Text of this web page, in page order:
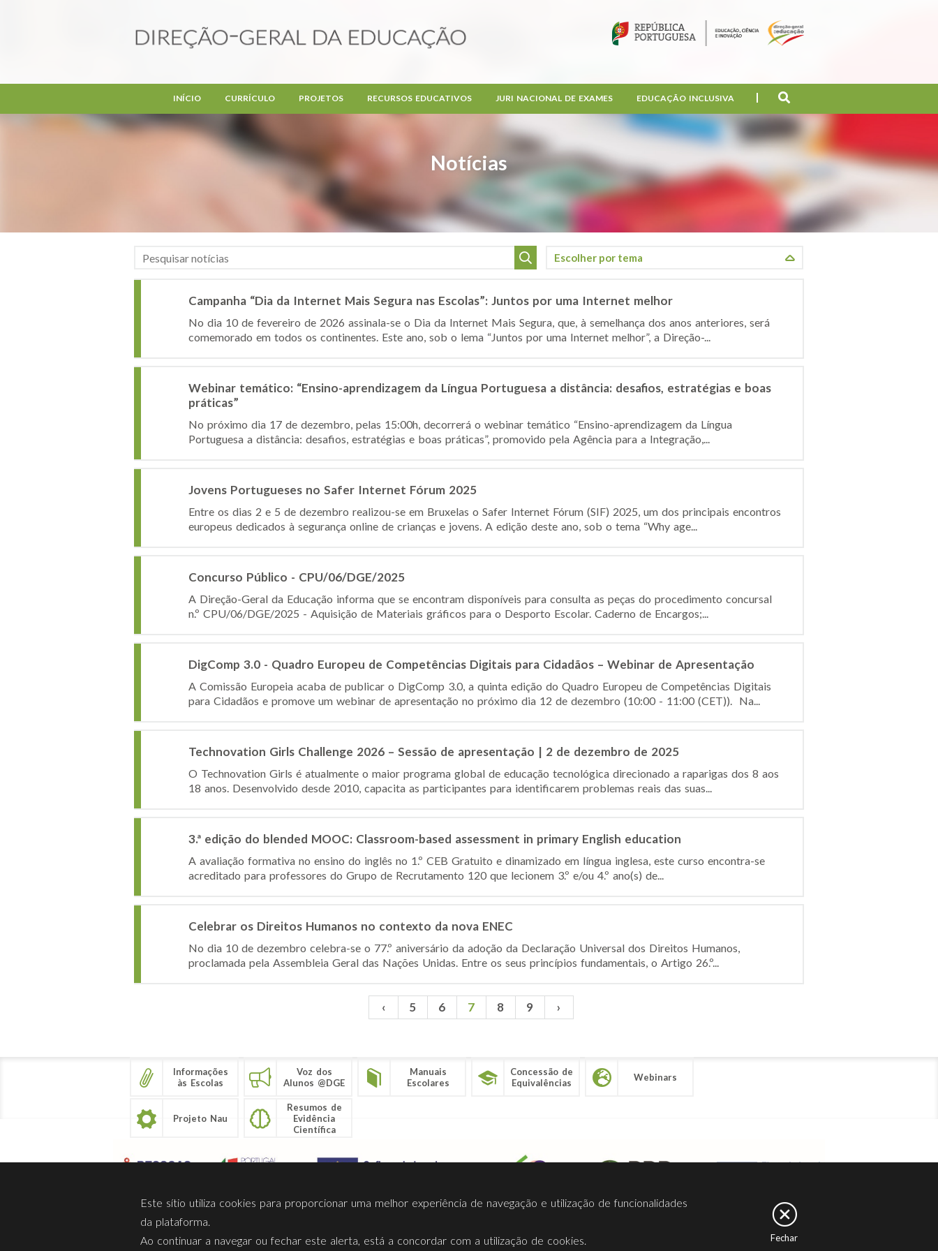
Notícias
INÍCIO CURRÍCULO PROJETOS RECURSOS EDUCATIVOS JURI NACIONAL DE EXAMES EDUCAÇÃO INCLUSIVA
Campanha “Dia da Internet Mais Segura nas Escolas”: Juntos por uma Internet melhor
No dia 10 de fevereiro de 2026 assinala-se o Dia da Internet Mais Segura, que, à semelhança dos anos anteriores, será
comemorado em todos os continentes. Este ano, sob o lema “Juntos por uma Internet melhor”, a Direção-...
Webinar temático: “Ensino-aprendizagem da Língua Portuguesa a distância: desafios, estratégias e boas
práticas”
No próximo dia 17 de dezembro, pelas 15:00h, decorrerá o webinar temático “Ensino-aprendizagem da Língua
Portuguesa a distância: desafios, estratégias e boas práticas”, promovido pela Agência para a Integração,...
Jovens Portugueses no Safer Internet Fórum 2025
Entre os dias 2 e 5 de dezembro realizou-se em Bruxelas o Safer Internet Fórum (SIF) 2025, um dos principais encontros
europeus dedicados à segurança online de crianças e jovens. A edição deste ano, sob o tema “Why age...
Concurso Público - CPU/06/DGE/2025
A Direção-Geral da Educação informa que se encontram disponíveis para consulta as peças do procedimento concursal
n.º CPU/06/DGE/2025 - Aquisição de Materiais gráficos para o Desporto Escolar. Caderno de Encargos;...
DigComp 3.0 - Quadro Europeu de Competências Digitais para Cidadãos – Webinar de Apresentação
A Comissão Europeia acaba de publicar o DigComp 3.0, a quinta edição do Quadro Europeu de Competências Digitais
para Cidadãos e promove um webinar de apresentação no próximo dia 12 de dezembro (10:00 - 11:00 (CET)). Na...
Technovation Girls Challenge 2026 – Sessão de apresentação | 2 de dezembro de 2025
O Technovation Girls é atualmente o maior programa global de educação tecnológica direcionado a raparigas dos 8 aos
18 anos. Desenvolvido desde 2010, capacita as participantes para identificarem problemas reais das suas...
3.ª edição do blended MOOC: Classroom-based assessment in primary English education
A avaliação formativa no ensino do inglês no 1.º CEB Gratuito e dinamizado em língua inglesa, este curso encontra-se
acreditado para professores do Grupo de Recrutamento 120 que lecionem 3.º e/ou 4.º ano(s) de...
Celebrar os Direitos Humanos no contexto da nova ENEC
No dia 10 de dezembro celebra-se o 77.º aniversário da adoção da Declaração Universal dos Direitos Humanos,
proclamada pela Assembleia Geral das Nações Unidas. Entre os seus princípios fundamentais, o Artigo 26.º...
‹ 5 6 7 8 9 ›
Informações
às Escolas
Voz dos
Alunos @DGE
Manuais
Escolares
Concessão de
Equivalências
Webinars
Projeto Nau
Resumos de
Evidência
Científica
Sobre Nós Privacidade Termos Utilização Contactos Ligações Facebook
Este sítio utiliza cookies para proporcionar uma melhor experiência de navegação e utilização de funcionalidades
da plataforma.
Ao continuar a navegar ou fechar este alerta, está a concordar com a utilização de cookies.
Fechar